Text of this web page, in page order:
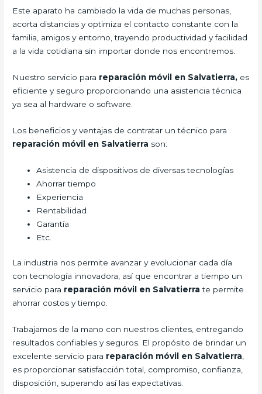
Este aparato ha cambiado la vida de muchas personas,
acorta distancias y optimiza el contacto constante con la
familia, amigos y entorno, trayendo productividad y facilidad
a la vida cotidiana sin importar donde nos encontremos.
Nuestro servicio para reparación móvil en Salvatierra, es
eficiente y seguro proporcionando una asistencia técnica
ya sea al hardware o software.
Los beneficios y ventajas de contratar un técnico para
reparación móvil en Salvatierra son:
Asistencia de dispositivos de diversas tecnologías
Ahorrar tiempo
Experiencia
Rentabilidad
Garantía
Etc.
La industria nos permite avanzar y evolucionar cada día
con tecnología innovadora, así que encontrar a tiempo un
servicio para reparación móvil en Salvatierra te permite
ahorrar costos y tiempo.
Trabajamos de la mano con nuestros clientes, entregando
resultados confiables y seguros. El propósito de brindar un
excelente servicio para reparación móvil en Salvatierra
es proporcionar satisfacción total, compromiso, confianza,
disposición, superando así las expectativas.